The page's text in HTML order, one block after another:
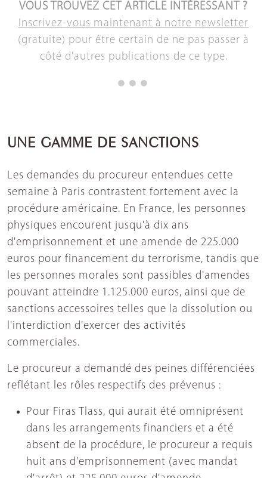
VOUS TROUVEZ CET ARTICLE INTÉRESSANT ?
Inscrivez-vous maintenant à notre newsletter
(gratuite) pour être certain de ne pas passer à
côté d'autres publications de ce type.
UNE GAMME DE SANCTIONS
Les demandes du procureur entendues cette
semaine à Paris contrastent fortement avec la
procédure américaine. En France, les personnes
physiques encourent jusqu'à dix ans
d'emprisonnement et une amende de 225.000
euros pour financement du terrorisme, tandis que
les personnes morales sont passibles d'amendes
pouvant atteindre 1.125.000 euros, ainsi que de
sanctions accessoires telles que la dissolution ou
l'interdiction d'exercer des activités
commerciales.
Le procureur a demandé des peines différenciées
reflétant les rôles respectifs des prévenus :
Pour Firas Tlass, qui aurait été omniprésent
dans les arrangements financiers et a été
absent de la procédure, le procureur a requis
huit ans d'emprisonnement (avec mandat